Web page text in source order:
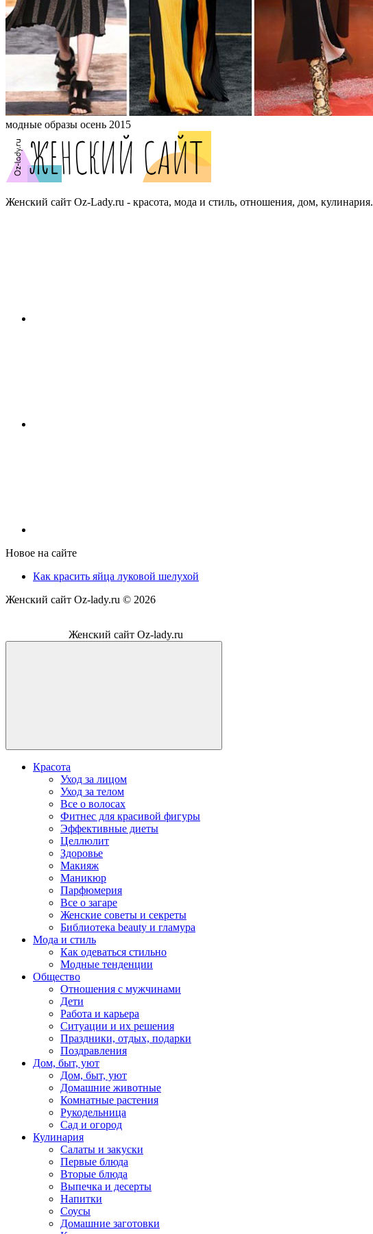
модные образы осень 2015
Женский сайт Oz-Lady.ru - красота, мода и стиль, отношения, дом, кулинария.
Новое на сайте
Как красить яйца луковой шелухой
Женский сайт Oz-lady.ru © 2026
Женский сайт Oz-lady.ru
Красота
Уход за лицом
Уход за телом
Все о волосах
Фитнес для красивой фигуры
Эффективные диеты
Целлюлит
Здоровье
Макияж
Маникюр
Парфюмерия
Все о загаре
Женские советы и секреты
Библиотека beauty и гламура
Мода и стиль
Как одеваться стильно
Модные тенденции
Общество
Отношения с мужчинами
Дети
Работа и карьера
Ситуации и их решения
Праздники, отдых, подарки
Поздравления
Дом, быт, уют
Дом, быт, уют
Домашние животные
Комнатные растения
Рукодельница
Сад и огород
Кулинария
Салаты и закуски
Первые блюда
Вторые блюда
Выпечка и десерты
Напитки
Соусы
Домашние заготовки